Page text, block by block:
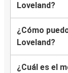
Loveland?
¿Cómo
Loveland?
¿Cuál es el